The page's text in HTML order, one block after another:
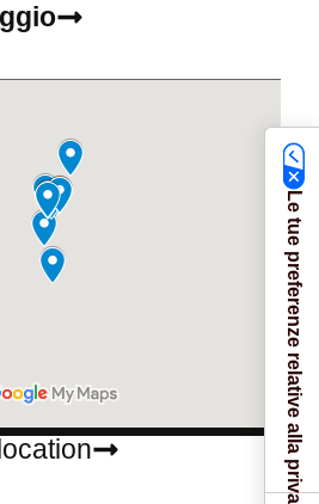
Le tue preferenze relative alla privacy